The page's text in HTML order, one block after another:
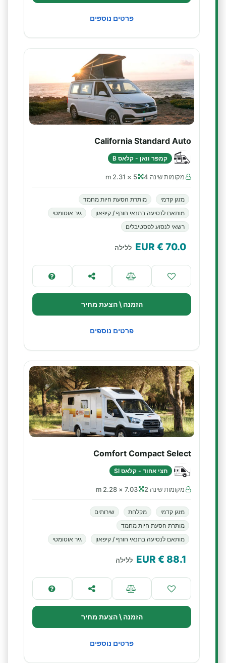
פרטים נוספים
California Standard Auto
קמפר וואן - קלאס B
מקומות שינה 4 5 × 2.31 m
מזגן קדמי
מותרת הסעת חיות מחמד
מותאם לנסיעה בתנאי חורף / קיפאון
גיר אוטומטי
רשאי לנסוע לפסטיבלים
70.0
€ EUR ללילה
הזמנה \ הצעת מחיר
פרטים נוספים
Comfort Compact Select
חצי אחוד - קלאס SI
מקומות שינה 2 7.03 × 2.28 m
מזגן קדמי מקלחת
שירותים
מותרת הסעת חיות מחמד
מותאם לנסיעה בתנאי חורף / קיפאון
גיר אוטומטי
88.1
€ EUR ללילה
הזמנה \ הצעת מחיר
פרטים נוספים